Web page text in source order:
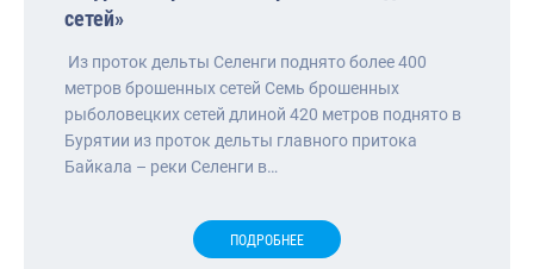
сетей»
Из проток дельты Селенги поднято более 400
метров брошенных сетей Семь брошенных
рыболовецких сетей длиной 420 метров поднято в
Бурятии из проток дельты главного притока
Байкала – реки Селенги в…
ПОДРОБНЕЕ